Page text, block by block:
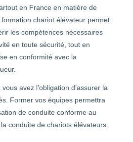
en France en matière de
chariot élévateur permet
les compétences nécessaires
en toute sécurité, tout en
en conformité avec la
avez l’obligation d’assurer la
Former vos équipes permettra
de conduite conforme au
conduite de chariots élévateurs.